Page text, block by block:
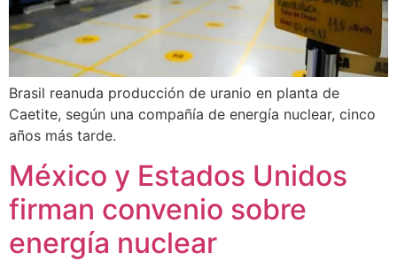
Brasil reanuda producción de uranio en planta de
Caetite, según una compañía de energía nuclear, cinco
años más tarde.
México y Estados Unidos
firman convenio sobre
energía nuclear